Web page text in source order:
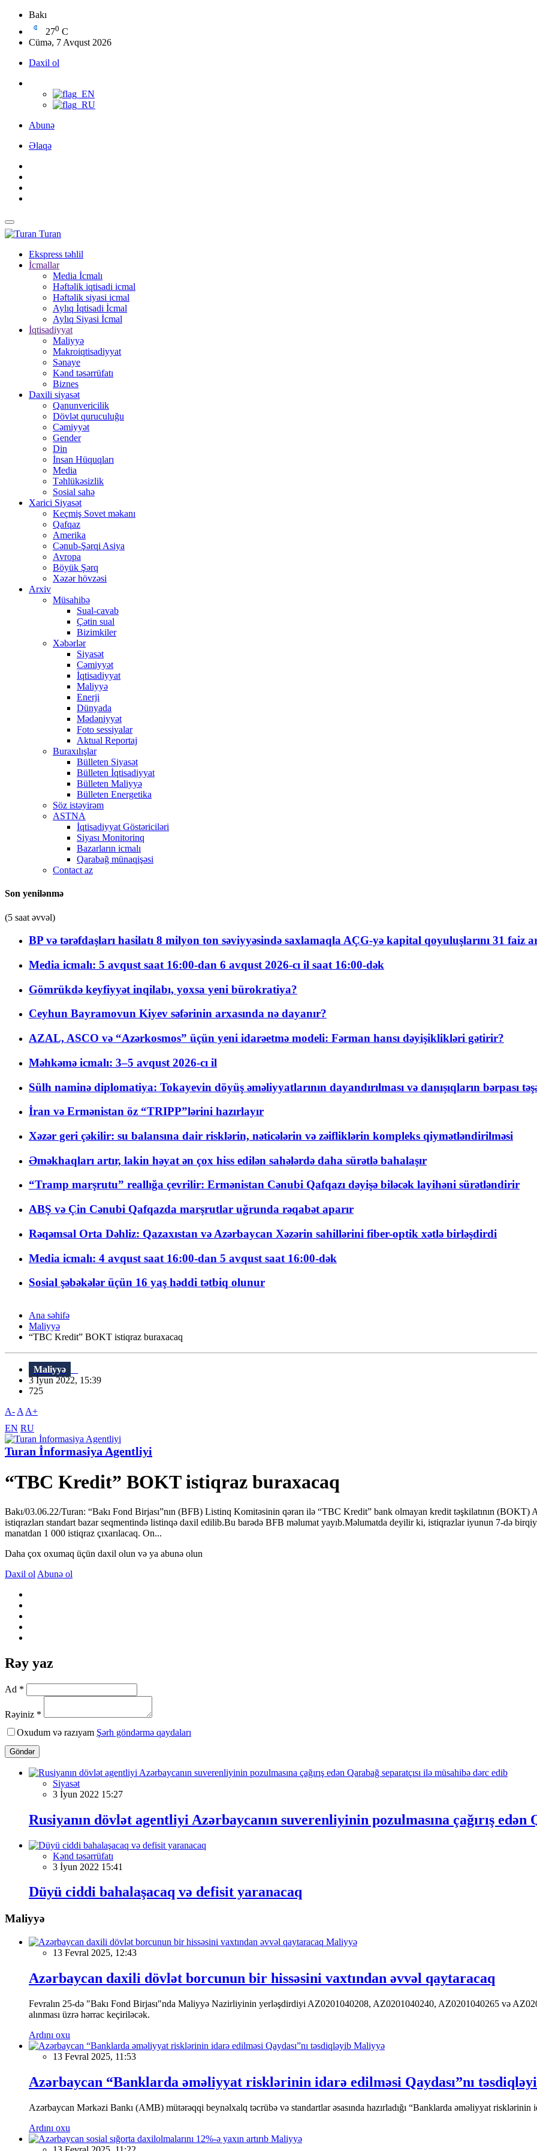
Bakı
270 C
Cümə, 7 Avqust 2026
Daxil ol
Abunə
Əlaqə
Turan
Ekspress təhlil
İcmallar
Media İcmalı
Həftəlik iqtisadi icmal
Həftəlik siyasi icmal
Aylıq İqtisadi İcmal
Aylıq Siyasi İcmal
İqtisadiyyat
Maliyyə
Makroiqtisadiyyat
Sənaye
Kənd təsərrüfatı
Biznes
Daxili siyasət
Qanunvericilik
Dövlət quruculuğu
Cəmiyyət
Gender
Din
İnsan Hüquqları
Media
Təhlükəsizlik
Sosial sahə
Xarici Siyasət
Keçmiş Sovet məkanı
Qafqaz
Amerika
Cənub-Şərqi Asiya
Avropa
Böyük Şərq
Xəzər hövzəsi
Arxiv
Müsahibə
Sual-cavab
Çətin sual
Bizimkiler
Xəbərlər
Siyasət
Cəmiyyət
İqtisadiyyat
Maliyyə
Enerji
Dünyada
Mədəniyyət
Foto sessiyalar
Aktual Reportaj
Buraxılışlar
Bülleten Siyasət
Bülleten İqtisadiyyat
Bülleten Maliyyə
Bülleten Energetika
Söz istəyirəm
ASTNA
İqtisadiyyat Göstəriciləri
Siyası Monitorinq
Bazarların icmalı
Qarabağ münaqişəsi
Contact az
Son yenilənmə
(5 saat əvvəl)
BP və tərəfdaşları hasilatı 8 milyon ton səviyyəsində saxlamaqla AÇG-yə kapital qoyuluşlarını 31 faiz
Media icmalı: 5 avqust saat 16:00-dan 6 avqust 2026-cı il saat 16:00-dək
Gömrükdə keyfiyyət inqilabı, yoxsa yeni bürokratiya?
Ceyhun Bayramovun Kiyev səfərinin arxasında nə dayanır?
AZAL, ASCO və “Azərkosmos” üçün yeni idarəetmə modeli: Fərman hansı dəyişiklikləri gətirir?
Məhkəmə icmalı: 3–5 avqust 2026-cı il
Sülh naminə diplomatiya: Tokayevin döyüş əməliyyatlarının dayandırılması və danışıqların bərpası
İran və Ermənistan öz “TRIPP”lərini hazırlayır
Xəzər geri çəkilir: su balansına dair risklərin, nəticələrin və zəifliklərin kompleks qiymətləndirilməsi
Əməkhaqları artır, lakin həyat ən çox hiss edilən sahələrdə daha sürətlə bahalaşır
“Tramp marşrutu” reallığa çevrilir: Ermənistan Cənubi Qafqazı dəyişə biləcək layihəni sürətləndirir
ABŞ və Çin Cənubi Qafqazda marşrutlar uğrunda rəqabət aparır
Rəqəmsal Orta Dəhliz: Qazaxıstan və Azərbaycan Xəzərin sahillərini fiber-optik xətlə birləşdirdi
Media icmalı: 4 avqust saat 16:00-dan 5 avqust saat 16:00-dək
Sosial şəbəkələr üçün 16 yaş həddi tətbiq olunur
Ana səhifə
Maliyyə
“TBC Kredit” BOKT istiqraz buraxacaq
Maliyyə
3 İyun 2022, 15:39
725
A- A A+
EN RU
Turan İnformasiya Agentliyi
“TBC Kredit” BOKT istiqraz buraxacaq
Bakı/03.06.22/Turan: “Bakı Fond Birjası”nın (BFB) Listinq Komitəsinin qərarı ilə “TBC Kredit” bank olmayan kredit təşkilatının
istiqrazları standart bazar seqmentində listinqə daxil edilib.Bu barədə BFB məlumat yayıb.Məlumatda deyilir ki, istiqrazlar iyunun 7-də
manatdan 1 000 istiqraz çıxarılacaq. On...
Daha çox oxumaq üçün daxil olun və ya abunə olun
Daxil ol Abunə ol
Rəy yaz
Ad *
Rəyiniz *
Oxudum və razıyam Şərh göndərmə qaydaları
Göndər
Siyasət
3 İyun 2022 15:27
Rusiyanın dövlət agentliyi Azərbaycanın suverenliyinin pozulmasına çağırış edən
Kənd təsərrüfatı
3 İyun 2022 15:41
Düyü ciddi bahalaşacaq və defisit yaranacaq
Maliyyə
Maliyyə
13 Fevral 2025, 12:43
Azərbaycan daxili dövlət borcunun bir hissəsini vaxtından əvvəl qaytaracaq
Fevralın 25-də "Bakı Fond Birjası"nda Maliyyə Nazirliyinin yerləşdirdiyi AZ0201040208, AZ0201040240, AZ0201040265 və
alınması üzrə hərrac keçiriləcək.
Ardını oxu
Maliyyə
13 Fevral 2025, 11:53
Azərbaycan “Banklarda əməliyyat risklərinin idarə edilməsi Qaydası”nı
Azərbaycan Mərkəzi Bankı (AMB) mütərəqqi beynəlxalq təcrübə və standartlar əsasında hazırladığı “Banklarda əməliyyat risklərinin
Ardını oxu
Maliyyə